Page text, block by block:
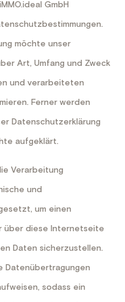
GmbH
möchte unser
Art, Umfang und Zweck
und verarbeiteten
Ferner werden
Datenschutzerklärung
aufgeklärt.
Verarbeitung
und
um einen
über diese Internetseite
Daten sicherzustellen.
Datenübertragungen
sodass ein